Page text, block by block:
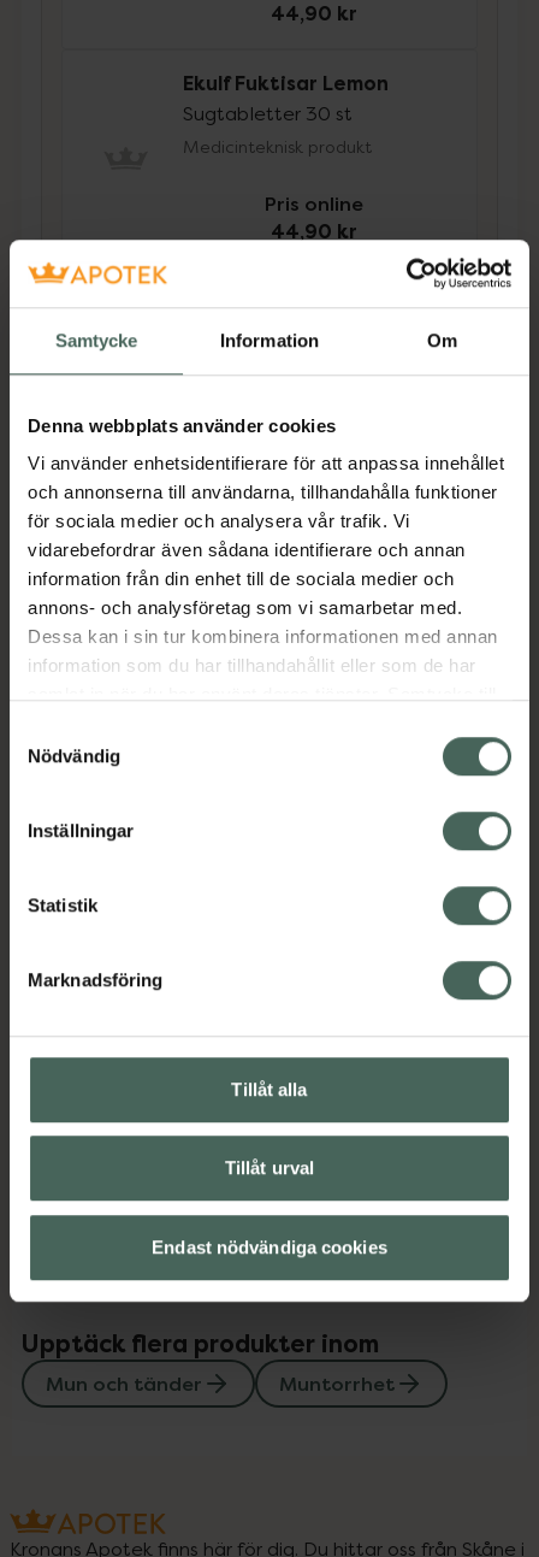
Samtycke Information Om
Denna webbplats använder cookies
Vi använder enhetsidentifierare för att anpassa innehållet
och annonserna till användarna, tillhandahålla funktioner
för sociala medier och analysera vår trafik. Vi
vidarebefordrar även sådana identifierare och annan
information från din enhet till de sociala medier och
annons- och analysföretag som vi samarbetar med.
Dessa kan i sin tur kombinera informationen med annan
information som du har tillhandahållit eller som de har
återkalla ditt samtycke via webbplatsens
cookieinställningar. Ett återkallat samtycke påverkar inte
lagligheten av behandling som skett innan återkallelsen.
Nödvändig
Inställningar
Statistik
Marknadsföring
Tillåt alla
Tillåt urval
Endast nödvändiga cookies
44,90 kr
Ekulf Fuktisar Lemon
Sugtabletter 30 st
Medicinteknisk produkt
Pris online
44,90 kr
Köp båda för
Beskrivning
Medicinteknisk produkt.
Tillverkaren garanterar genom
CE-märkning att produkten är
säker att använda och uppfyller
gällande krav.
Produkten innehåller sötningsmedel
ämnena äppelsyra, natriumcitrat,
bibehåller fuktigheten samt balanserar pH-
värdet. 30-pack. Med smak av äpple. Använd
EAN: 07392222127508
Innehåll Visa
Instruktioner Visa
Upptäck flera produkter inom
Mun och tänder Muntorrhet
Kronans Apotek finns här för dig. Du hittar oss från Skåne i